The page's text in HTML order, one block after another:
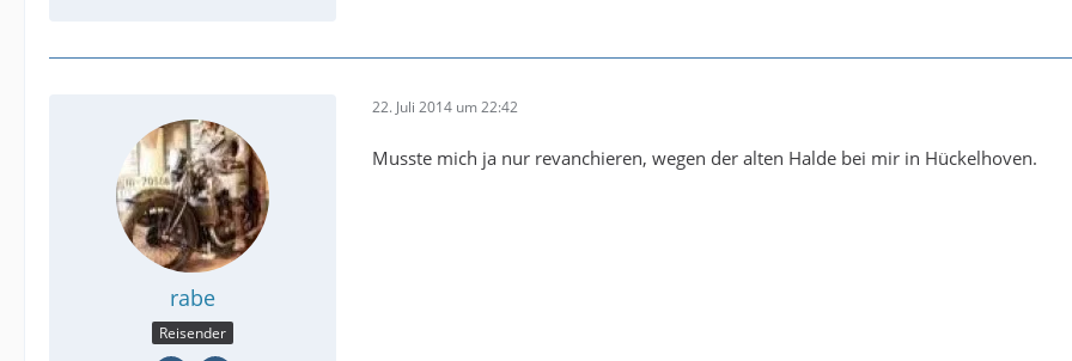
rabe
Reisender
22. Juli 2014 um 22:42
Musste mich ja nur revanchieren, wegen der alten Halde bei mir in Hückelhoven.